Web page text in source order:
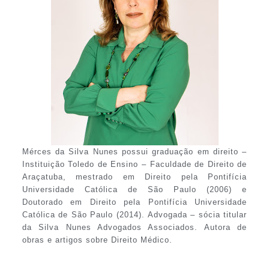
Mérces da Silva Nunes possui graduação em direito –
Instituição Toledo de Ensino – Faculdade de Direito de
Araçatuba, mestrado em Direito pela Pontifícia
Universidade Católica de São Paulo (2006) e
Doutorado em Direito pela Pontifícia Universidade
Católica de São Paulo (2014). Advogada – sócia titular
da Silva Nunes Advogados Associados. Autora de
obras e artigos sobre Direito Médico.